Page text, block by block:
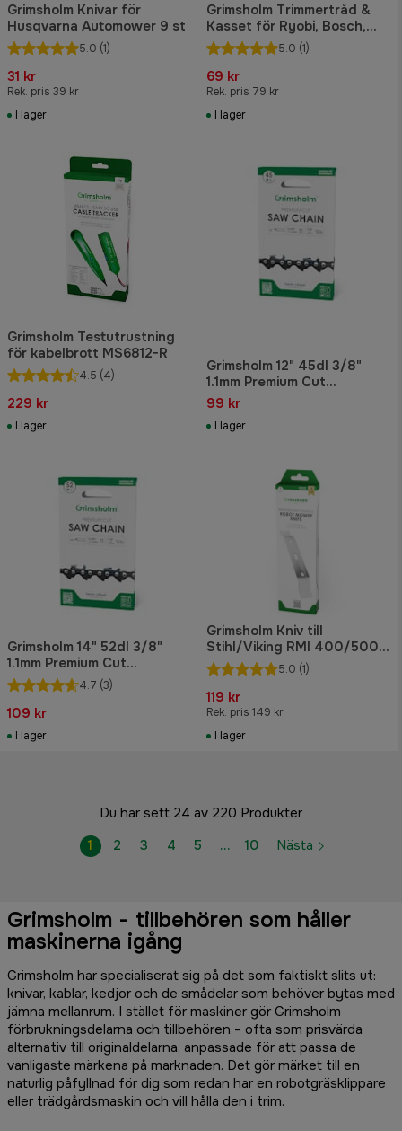
Grimsholm Knivar för
Husqvarna Automower 9 st
5.0 (1)
31 kr
Rek. pris 39 kr
I lager
Grimsholm Trimmertråd &
Kasset för Ryobi, Bosch,
Greenworks5.0 (1)
69 kr
Rek. pris 79 kr
I lager
Grimsholm Testutrustning
för kabelbrott MS6812-R
4.5 (4)
229 kr
I lager
Grimsholm 12" 45dl 3/8"
1.1mm Premium Cut
Motorsågskedja
99 kr
I lager
Grimsholm 14" 52dl 3/8"
1.1mm Premium Cut
Motorsågskedja
4.7 (3)
109 kr
I lager
Grimsholm Kniv till
Stihl/Viking RMI 400/500-
serier 20 cm5.0 (1)
119 kr
Rek. pris 149 kr
I lager
Du har sett 24 av 220 Produkter
1
2 3 4 5 … 10 Nästa
Grimsholm - tillbehören som håller
maskinerna igång
Grimsholm har specialiserat sig på det som faktiskt slits ut:
knivar, kablar, kedjor och de smådelar som behöver bytas med
jämna mellanrum. I stället för maskiner gör Grimsholm
förbrukningsdelarna och tillbehören – ofta som prisvärda
alternativ till originaldelarna, anpassade för att passa de
vanligaste märkena på marknaden. Det gör märket till en
naturlig påfyllnad för dig som redan har en robotgräsklippare
eller trädgårdsmaskin och vill hålla den i trim.